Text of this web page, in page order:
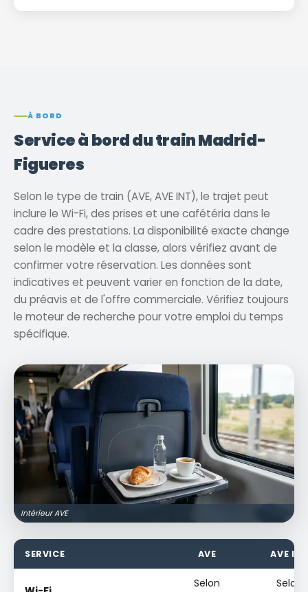
À BORD
Service à bord du train Madrid-
Figueres
Selon le type de train (AVE, AVE INT), le trajet peut
inclure le Wi-Fi, des prises et une cafétéria dans le
cadre des prestations. La disponibilité exacte change
selon le modèle et la classe, alors vérifiez avant de
confirmer votre réservation. Les données sont
indicatives et peuvent varier en fonction de la date,
du préavis et de l'offre commerciale. Vérifiez toujours
le moteur de recherche pour votre emploi du temps
spécifique.
Intérieur AVE
SERVICE AVE AVE INT
Selon
Selon